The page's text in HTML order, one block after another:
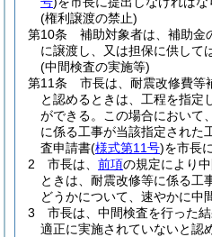
(権利譲渡の禁止)
第10条
補助対象者は、補助金
に譲渡し、又は担保に供して
(中間検査の実施等)
第11条
市長は、耐震改修費等
と認めるときは、工程を指定
ができる。
この場合において
に係る工事が当該指定された
査申請書(様式第11号)を市長
2
市長は、 前項の規定により
ときは、耐震改修等に係る工
どうかについて、速やかに中
3
市長は、中間検査を行った
適正に実施されていないと認